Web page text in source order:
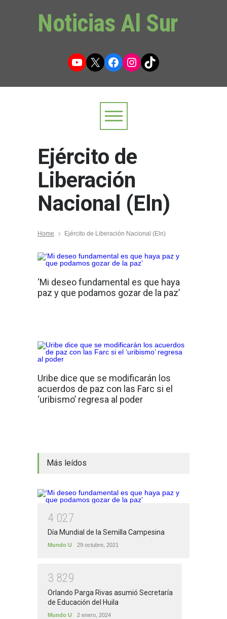
Noticias Al Sur
YouTube
X Facebook
Instagram
TikTok
Ejército de
Liberación
Nacional (Eln)
Home Ejército de Liberación Nacional (Eln)
‘Mi deseo fundamental es que haya
paz y que podamos gozar de la paz’
Uribe dice que se modificarán los
acuerdos de paz con las Farc si el
‘uribismo’ regresa al poder
Más leídos
4 027
Día Mundial de la Semilla Campesina
Mundo U 29 octubre, 2021
3 829
Orlando Parga Rivas asumió Secretaría
de Educación del Huila
Mundo U 2 enero, 2024